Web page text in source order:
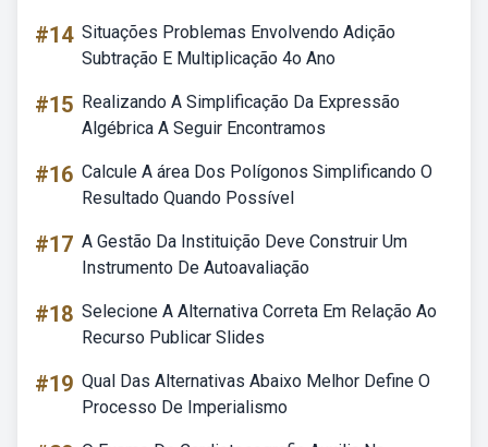
#14 Situações Problemas Envolvendo Adição
Subtração E Multiplicação 4o Ano
#15 Realizando A Simplificação Da Expressão
Algébrica A Seguir Encontramos
#16 Calcule A área Dos Polígonos Simplificando O
Resultado Quando Possível
#17 A Gestão Da Instituição Deve Construir Um
Instrumento De Autoavaliação
#18 Selecione A Alternativa Correta Em Relação Ao
Recurso Publicar Slides
#19 Qual Das Alternativas Abaixo Melhor Define O
Processo De Imperialismo